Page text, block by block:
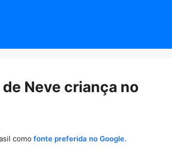
Neve criança no
como fonte preferida no Google.